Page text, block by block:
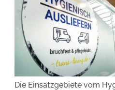
Die Einsatzgebiete vom